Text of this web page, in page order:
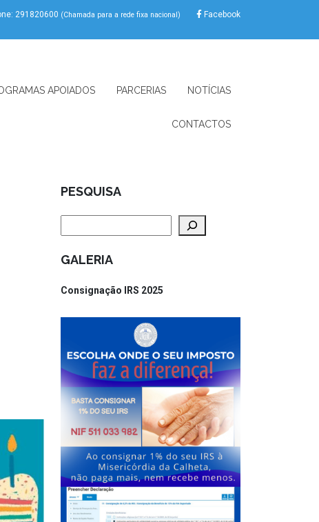
291820600 (Chamada para a rede fixa nacional) Facebook
APOIADOS PARCERIAS NOTÍCIAS
CONTACTOS
PESQUISA
GALERIA
Consignação IRS 2025